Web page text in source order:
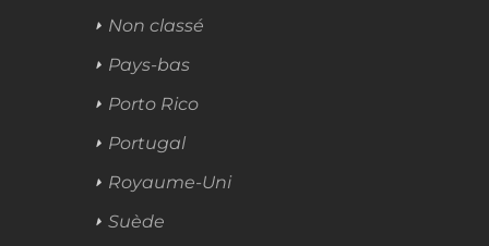
Non classé
Pays-bas
Porto Rico
Portugal
Royaume-Uni
Suède